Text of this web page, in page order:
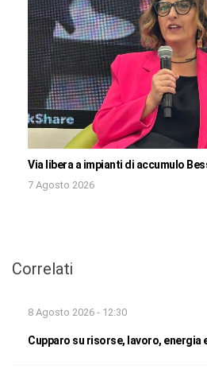
Via libera a impianti di accumulo
7 Agosto 2026
Correlati
8 Agosto 2026 - 12:30
Cupparo su risorse, lavoro, energia